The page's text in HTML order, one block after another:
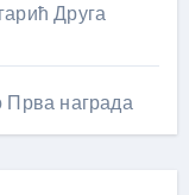
Друга
Прва награда